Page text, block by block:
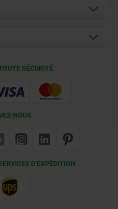
SÉCURITÉ
NOUS
D’EXPÉDITION